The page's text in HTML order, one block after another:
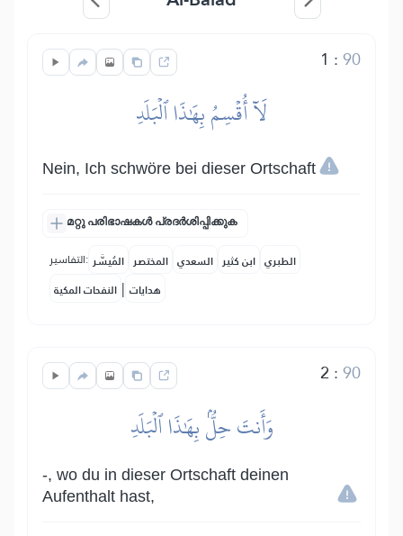
1 :90
لَآ أُقۡسِمُ بِهَٰذَا ٱلۡبَلَدِ
Nein, Ich schwöre bei dieser Ortschaft
മറ്റു പരിഭാഷകൾ പ്രദർശിപ്പിക്കുക
التفاسير: المُيسَّر المختصر السعدي ابن كثير الطبري
النفحات المكية | هدايات
2 :90
وَأَنتَ حِلُّۢ بِهَٰذَا ٱلۡبَلَدِ
-, wo du in dieser Ortschaft deinen
Aufenthalt hast,